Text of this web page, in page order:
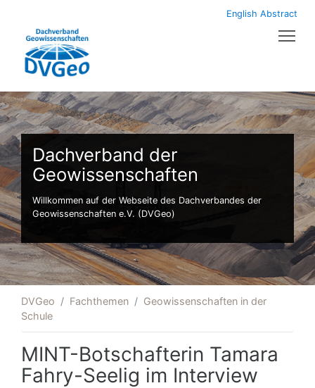
English Abstract
Dachverband der
Geowissenschaften
Willkommen auf der Webseite des Dachverbandes der
Geowissenschaften e.V. (DVGeo)
DVGeo Fachthemen
Geowissenschaften in der
Schule
MINT-Botschafterin Tamara
Fahry-Seelig im Interview